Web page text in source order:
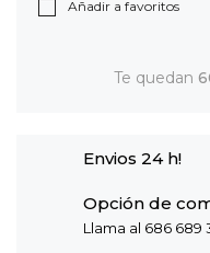
Añadir a favoritos
Te quedan
Envios 24 h!
Opción de
Llama al 686